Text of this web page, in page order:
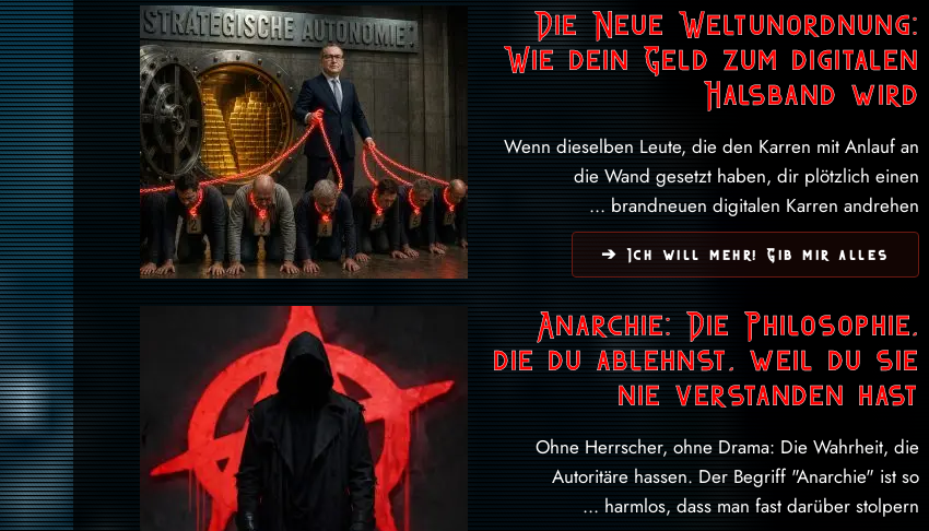
Die Neue Weltunordnung:
Wie dein Geld zum digitalen
Halsband wird
Wenn dieselben Leute, die den Karren mit Anlauf an
die Wand gesetzt haben, dir plötzlich einen
brandneuen digitalen Karren andrehen ...
Ich will mehr! Gib mir alles ➔
Anarchie: Die Philosophie,
die du ablehnst, weil du sie
nie verstanden hast
Ohne Herrscher, ohne Drama: Die Wahrheit, die
Autoritäre hassen. Der Begriff "Anarchie" ist so
harmlos, dass man fast darüber stolpern ...